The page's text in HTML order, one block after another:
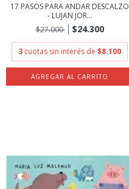
17 PASOS PARA ANDAR DESCALZO
- LUJAN JOR...
$27.000
$24.300
3 cuotas sin interés de $8.100